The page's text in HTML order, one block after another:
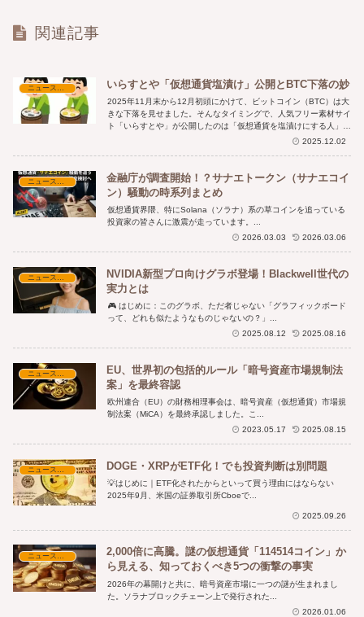
関連記事
ニュース・時事解説 いらすとや「仮想通貨塩漬け」公開とBTC下落の妙
2025年11月末から12月初頭にかけて、ビットコイン（BTC）は大
きな下落を見せました。そんなタイミングで、人気フリー素材サイ
ト「いらすとや」が公開したのは「仮想通貨を塩漬けにする人」の
イラスト。投資家たちの心境をユーモラスに表現したこの画像は、
2025.12.02
ニュース・時事解説
金融庁が調査開始！？サナエトークン（サナエコイ
ン）騒動の時系列まとめ
仮想通貨界隈、特にSolana（ソラナ）系の草コインを追っている
投資家の皆さんに激震が走っています。...
2026.03.03
2026.03.06
ニュース・時事解説
NVIDIA新型プロ向けグラボ登場！Blackwell世代の
実力とは
🎮 はじめに：このグラボ、ただ者じゃない「グラフィックボード
って、どれも似たようなものじゃないの？」...
2025.08.12
2025.08.16
ニュース・時事解説
EU、世界初の包括的ルール「暗号資産市場規制法
案」を最終容認
欧州連合（EU）の財務相理事会は、暗号資産（仮想通貨）市場規
制法案（MiCA）を最終承認しました。こ...
2023.05.17
2025.08.15
DOGE・XRPがETF化！でも投資判断は別問題
💡はじめに｜ETF化されたからといって買う理由にはならない
2025年9月、米国の証券取引所Cboeで...
2025.09.26
2,000倍に高騰。謎の仮想通貨「114514コイン」か
ら見える、知っておくべき5つの衝撃の事実
2026年の幕開けと共に、暗号資産市場に一つの謎が生まれまし
た。ソラナブロックチェーン上で発行された...
2026.01.06